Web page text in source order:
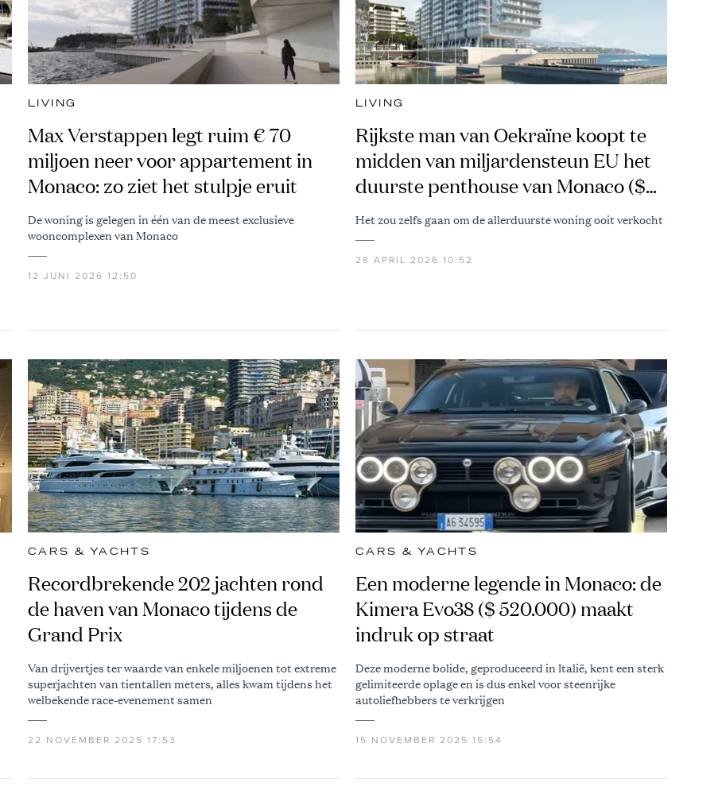
LIVING
Max Verstappen legt ruim € 70
miljoen neer voor appartement in
Monaco: zo ziet het stulpje eruit
De woning is gelegen in één van de meest exclusieve
wooncomplexen van Monaco
12 JUNI 2026 12:50
LIVING
Rijkste man van Oekraïne koopt te
midden van miljardensteun EU het
duurste penthouse van Monaco ($
550 miljoen)
Het zou zelfs gaan om de allerduurste woning ooit verkocht
28 APRIL 2026 10:52
CARS & YACHTS
Recordbrekende 202 jachten rond
de haven van Monaco tijdens de
Grand Prix
Van drijvertjes ter waarde van enkele miljoenen tot extreme
superjachten van tientallen meters, alles kwam tijdens het
welbekende race-evenement samen
22 NOVEMBER 2025 17:53
CARS & YACHTS
Een moderne legende in Monaco: de
Kimera Evo38 ($ 520.000) maakt
indruk op straat
Deze moderne bolide, geproduceerd in Italië, kent een sterk
gelimiteerde oplage en is dus enkel voor steenrijke
autoliefhebbers te verkrijgen
15 NOVEMBER 2025 15:54